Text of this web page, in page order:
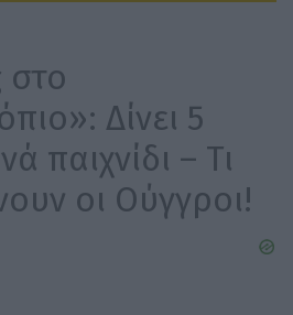
Δίνει 5
παιχνίδι – Τι
οι Ούγγροι!